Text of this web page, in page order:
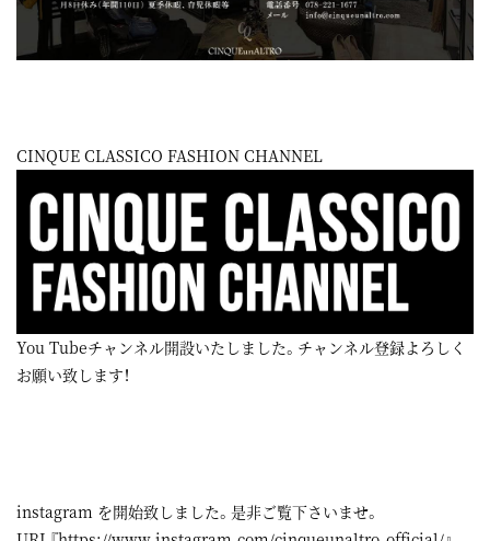
CINQUE CLASSICO FASHION CHANNEL
You Tubeチャンネル開設いたしました。チャンネル登録よろしく
お願い致します！
instagram を開始致しました。是非ご覧下さいませ。